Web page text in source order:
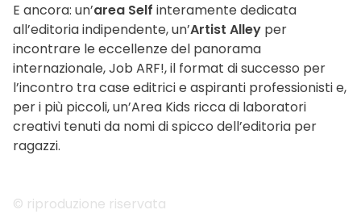
E ancora: un’area Self interamente dedicata
all’editoria indipendente, un’Artist Alley per
incontrare le eccellenze del panorama
internazionale, Job ARF!, il format di successo per
l’incontro tra case editrici e aspiranti professionisti e,
per i più piccoli, un’Area Kids ricca di laboratori
creativi tenuti da nomi di spicco dell’editoria per
ragazzi.
© riproduzione riservata